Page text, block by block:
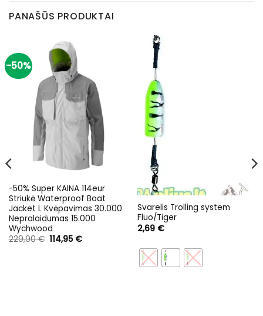
PANAŠŪS PRODUKTAI
-50%
-50% Super KAINA 114eur
Striukė Waterproof Boat
Jacket L Kvėpavimas 30.000
Nepralaidumas 15.000
Wychwood
229,90€ Original
price
114,95 €Current
Svarelis Trolling system
Fluo/Tiger
2,69 €